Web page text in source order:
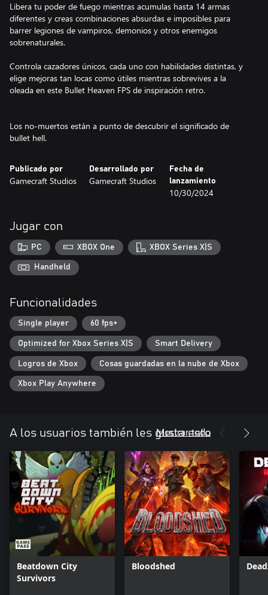
Libera tu poder de fuego mientras acumulas hasta 14 armas
diferentes y creas combinaciones absurdas e imposibles para
barrer legiones de vampiros, demonios y otros enemigos
sobrenaturales.
Controla cazadores únicos, cada uno con habilidades distintas, y
elige mejoras tan locas como útiles mientras sobrevives a la
oleada en este Bullet Heaven FPS de inspiración retro.
Los no-muertos están a punto de descubrir el significado de
bullet hell.
Publicado por
Gamecraft Studios
Desarrollado por
Gamecraft Studios
Fecha de
lanzamiento
10/30/2024
Jugar con
PC XBOX One XBOX Series X|S
Handheld
Funcionalidades
Single player 60 fps+
Optimized for Xbox Series X|S Smart Delivery
Logros de Xbox Cosas guardadas en la nube de Xbox
Xbox Play Anywhere
A los usuarios también les gusta esto
Mostrar todo
Beatdown City
Survivors
Bloodshed